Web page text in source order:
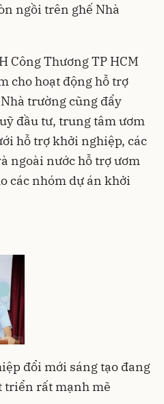
ngồi trên ghế Nhà
Công Thương TP HCM
cho hoạt động hỗ trợ
trường cũng đẩy
đầu tư, trung tâm ươm
hỗ trợ khởi nghiệp, các
ngoài nước hỗ trợ ươm
các nhóm dự án khởi
đổi mới sáng tạo đang
triển rất mạnh mẽ